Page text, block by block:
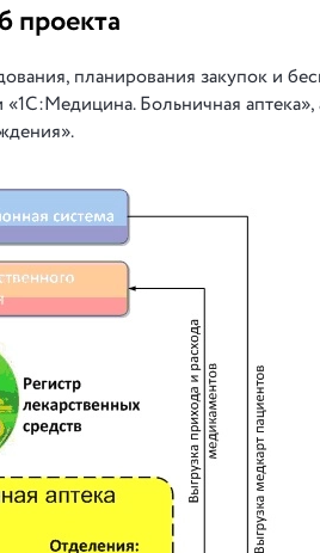
проекта
планирования закупок и
Больничная аптека»,